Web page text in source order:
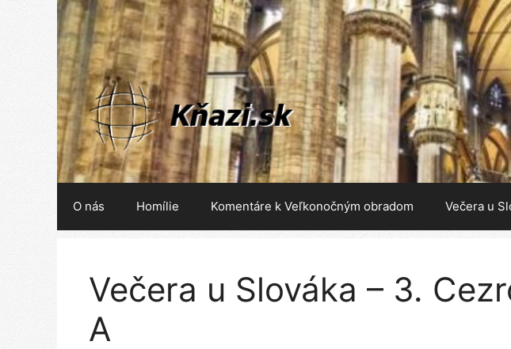
Preskočiť
O nás Homílie Komentáre k Veľkonočným obradom Večera u
Večera u Slováka – 3.
A